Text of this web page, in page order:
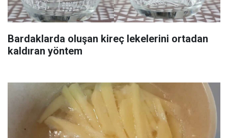
Bardaklarda oluşan kireç lekelerini ortadan
kaldıran yöntem